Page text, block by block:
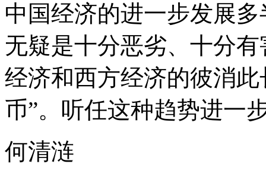
中国经济的进一步发展
无疑是十分恶劣、十分
经济和西方经济的彼消
币”。听任这种趋势进一
何清涟